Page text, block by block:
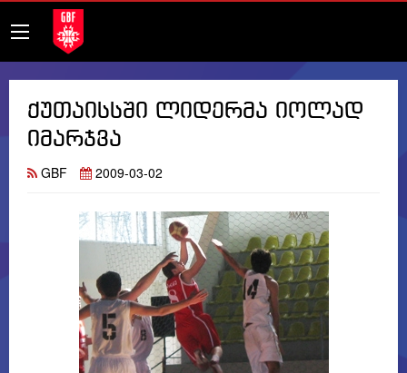
ქუთაისსში ლიდერმა იოლად
იმარჯვა
GBF 2009-03-02